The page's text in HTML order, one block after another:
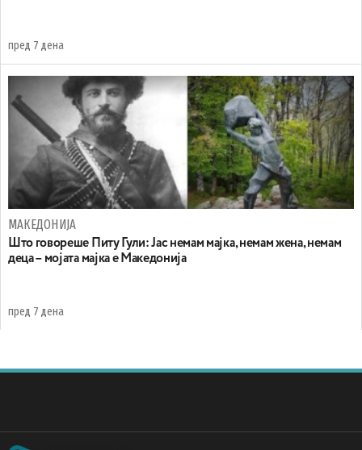
пред 7 дена
МАКЕДОНИЈА
Што говореше Питу Гули: Јас немам мајка, немам жена, немам
деца – мојата мајка е Македонија
пред 7 дена